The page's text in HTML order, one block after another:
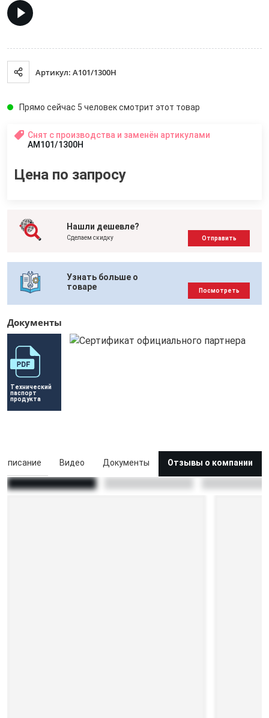
Артикул: A101/1300H
Прямо сейчас 5 человек смотрит этот товар
Снят с производства и заменён артикулами
AM101/1300H
Цена по запросу
Нашли дешевле?
Сделаем скидку Отправить
Узнать больше о
товаре
Посмотреть
Документы
Технический
паспорт
продукта
Описание Видео Документы Отзывы о компании